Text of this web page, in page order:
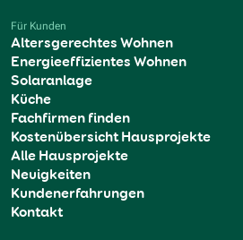
Für Kunden
Altersgerechtes Wohnen
Energieeffizientes Wohnen
Solaranlage
Küche
Fachfirmen finden
Kostenübersicht Hausprojekte
Alle Hausprojekte
Neuigkeiten
Kundenerfahrungen
Kontakt